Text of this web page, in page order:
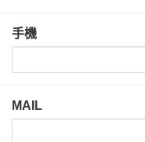
手機
MAIL